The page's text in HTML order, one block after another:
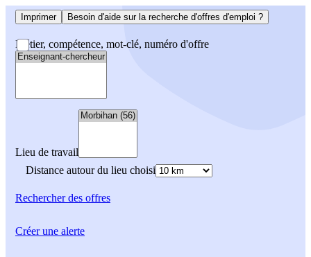
Imprimer Besoin d'aide sur la recherche d'offres d'emploi ?
Métier, compétence, mot-clé, numéro d'offre
Lieu de travail
Distance autour du lieu choisi
Rechercherdes offres
Créer une alerte